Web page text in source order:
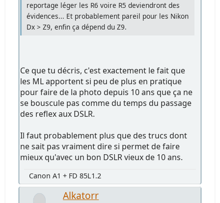
reportage léger les R6 voire R5 deviendront des
évidences... Et probablement pareil pour les Nikon
Dx > Z9, enfin ça dépend du Z9.
Ce que tu décris, c'est exactement le fait que
les ML apportent si peu de plus en pratique
pour faire de la photo depuis 10 ans que ça ne
se bouscule pas comme du temps du passage
des reflex aux DSLR.
Il faut probablement plus que des trucs dont
ne sait pas vraiment dire si permet de faire
mieux qu'avec un bon DSLR vieux de 10 ans.
Canon A1 + FD 85L1.2
Alkatorr